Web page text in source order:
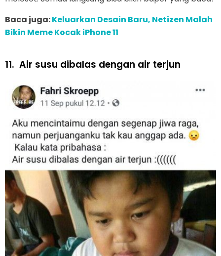
Baca juga:Keluarkan Desain Baru, Netizen Malah
Bikin Meme Kocak iPhone 11
11. Air susu dibalas dengan air terjun